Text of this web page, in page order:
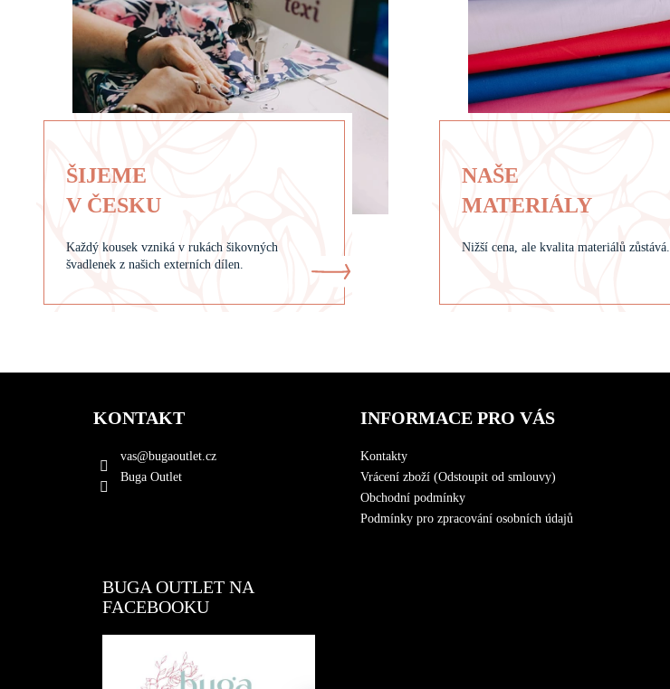
ŠIJEME
V ČESKU
Každý kousek vzniká v rukách šikovných
švadlenek z našich externích dílen.
NAŠE
MATERIÁLY
Nižší cena, ale kvalita materiálů zůstává.
KONTAKT
vas@bugaoutlet.cz
Buga Outlet
INFORMACE PRO VÁS
Kontakty
Vrácení zboží (Odstoupit od smlouvy)
Obchodní podmínky
Podmínky pro zpracování osobních údajů
BUGA OUTLET NA
FACEBOOKU